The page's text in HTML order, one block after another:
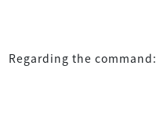
Regarding the command: